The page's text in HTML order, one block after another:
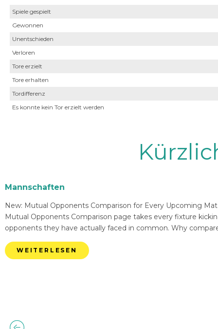
Spiele gespielt
Gewonnen
Unentschieden
Verloren
Tore erzielt
Tore erhalten
Tordifferenz
Es konnte kein Tor erzielt werden
Mannschaften
New: Mutual Opponents Comparison for Every Upcoming
Mutual Opponents Comparison page takes every fixture
opponents they have actually faced in common. Why
WEITERLESEN